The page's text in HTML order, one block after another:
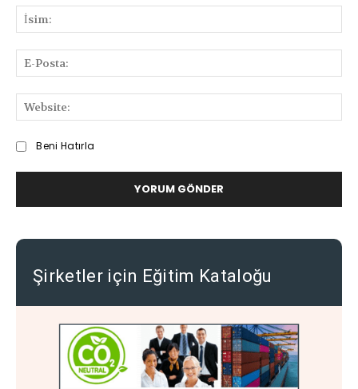
ve
Deneyimlerinizi
Beni Hatırla
Şirketler için Eğitim Kataloğu